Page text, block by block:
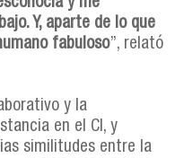
Y, aparte de lo que
fabuloso”, relató
y la
en el CI, y
similitudes entre la